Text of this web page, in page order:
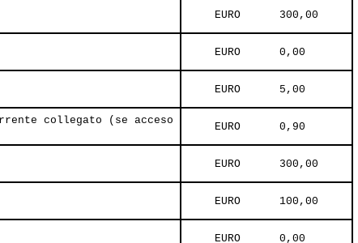
     EURO      300,00
     EURO      0,00
     EURO      5,00
collegato (se acceso
     EURO      0,90
     EURO      300,00
     EURO      100,00
     EURO      0,00